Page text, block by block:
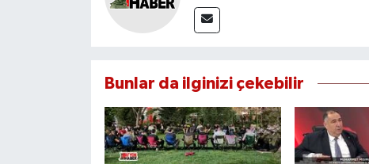
Bunlar da ilginizi çekebilir